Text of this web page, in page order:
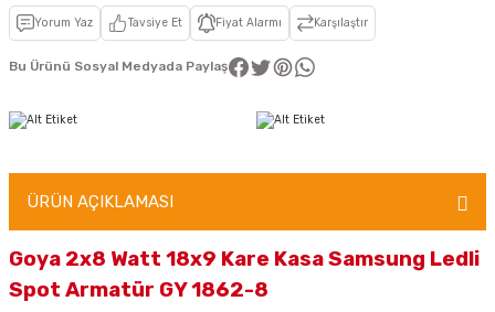
Yorum Yaz Tavsiye Et Fiyat Alarmı Karşılaştır
Bu Ürünü Sosyal Medyada Paylaş
ÜRÜN AÇIKLAMASI
Goya 2x8 Watt 18x9 Kare Kasa Samsung Ledli
Spot Armatür GY 1862-8